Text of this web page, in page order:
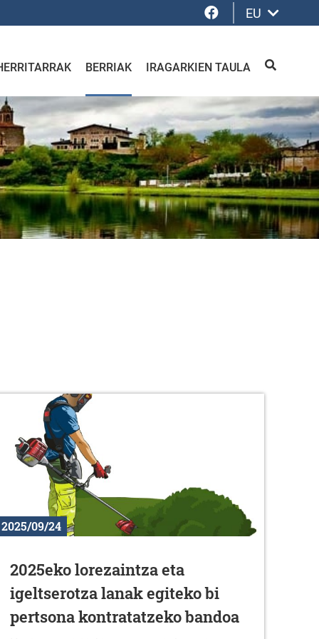
Facebook
EU
BERRIAK IRAGARKIEN TAULA BILATU
2025/09/24
2025eko lorezaintza eta
igeltserotza lanak egiteko bi
pertsona kontratatzeko bandoa